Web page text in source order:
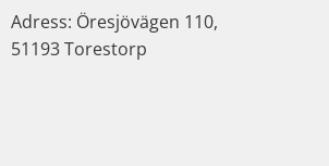
Adress: Öresjövägen 110,
51193 Torestorp